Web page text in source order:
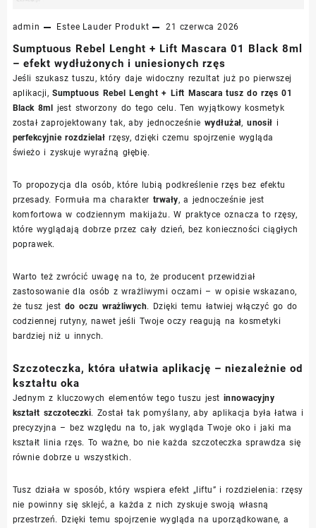
admin Estee Lauder Produkt 21 czerwca 2026
Sumptuous Rebel Lenght + Lift Mascara 01 Black 8ml
– efekt wydłużonych i uniesionych rzęs
Jeśli szukasz tuszu, który daje widoczny rezultat już po pierwszej
aplikacji,Sumptuous Rebel Lenght + Lift Mascara tusz do rzęs 01
Black 8ml jest stworzony do tego celu. Ten wyjątkowy kosmetyk
został zaprojektowany tak, aby jednocześnie wydłużał,unosił i
perfekcyjnie rozdzielał rzęsy, dzięki czemu spojrzenie wygląda
świeżo i zyskuje wyraźną głębię.
To propozycja dla osób, które lubią podkreślenie rzęs bez efektu
przesady. Formuła ma charakter trwały, a jednocześnie jest
komfortowa w codziennym makijażu. W praktyce oznacza to rzęsy,
które wyglądają dobrze przez cały dzień, bez konieczności ciągłych
poprawek.
Warto też zwrócić uwagę na to, że producent przewidział
zastosowanie dla osób z wrażliwymi oczami – w opisie wskazano,
że tusz jest do oczu wrażliwych. Dzięki temu łatwiej włączyć go do
codziennej rutyny, nawet jeśli Twoje oczy reagują na kosmetyki
bardziej niż u innych.
Szczoteczka, która ułatwia aplikację – niezależnie od
kształtu oka
Jednym z kluczowych elementów tego tuszu jest innowacyjny
kształt szczoteczki. Został tak pomyślany, aby aplikacja była łatwa i
precyzyjna – bez względu na to, jak wygląda Twoje oko i jaki ma
kształt linia rzęs. To ważne, bo nie każda szczoteczka sprawdza się
równie dobrze u wszystkich.
Tusz działa w sposób, który wspiera efekt „liftu” i rozdzielenia: rzęsy
nie powinny się sklejć, a każda z nich zyskuje swoją własną
przestrzeń. Dzięki temu spojrzenie wygląda na uporządkowane, a